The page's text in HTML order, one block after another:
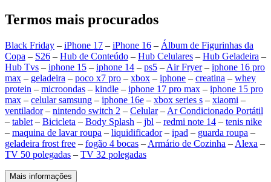
Termos mais procurados
Black Friday – iPhone 17 – iPhone 16 – Álbum de Figurinhas da
Copa – S26 – Hub de Conteúdo – Hub Celulares – Hub Geladeira –
Hub Tvs – iphone 15 – iphone 14 – ps5 – Air Fryer– iphone 16 pro
max – geladeira – poco x7 pro – xbox – iphone – creatina – whey
protein – microondas – kindle – iphone 17 pro max – iphone 15 pro
max – celular samsung – iphone 16e – xbox series s – xiaomi –
ventilador– nintendo switch 2 – Celular– Ar Condicionado Portátil
– tablet – Bicicleta – Body Splash – jbl – redmi note 14 – tenis nike
– maquina de lavar roupa – liquidificador– ipad – guarda roupa –
geladeira frost free – fogão 4 bocas – Armário de Cozinha – Alexa –
TV 50 polegadas – TV 32 polegadas
Mais informações